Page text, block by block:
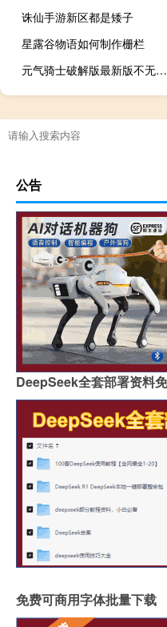
诛仙手游新区都是矮子
星露谷物语如何制作栅栏
元气骑士破解版最新版不无限血
公告
DeepSeek全套部署资料
免费可商用字体批量下载